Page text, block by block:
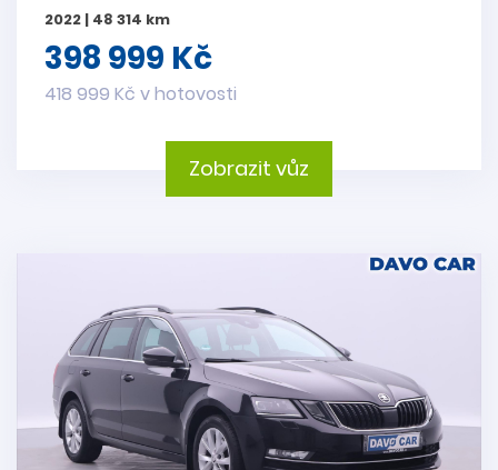
2022 | 48 314 km
398 999 Kč
418 999 Kč v hotovosti
Zobrazit vůz